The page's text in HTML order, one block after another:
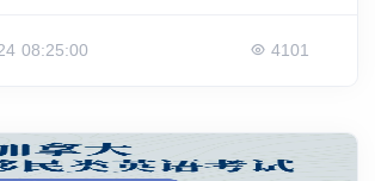
想！2月8日开课，扫码咨询详情！
08:25:00 4101